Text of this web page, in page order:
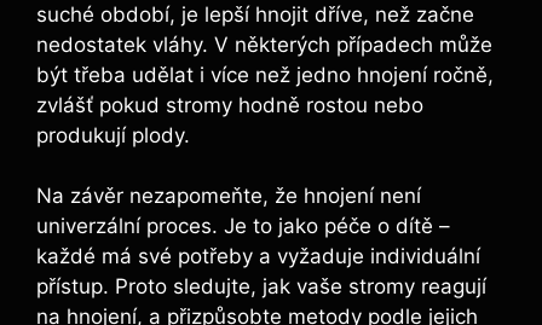
‍suché období, je lepší hnojit dříve,⁣ než začne‍
nedostatek vláhy. V některých ⁣případech může
být třeba udělat i více než jedno hnojení ročně,
zvlášť ⁢pokud stromy hodně rostou nebo
produkují plody.
Na závěr nezapomeňte,⁢ že hnojení není
univerzální‌ proces. Je‌ to jako péče o dítě –
každé má své potřeby a vyžaduje ⁤individuální ​
přístup. Proto sledujte,​ jak vaše‌ stromy reagují
na⁤ hnojení, a přizpůsobte metody podle jejich